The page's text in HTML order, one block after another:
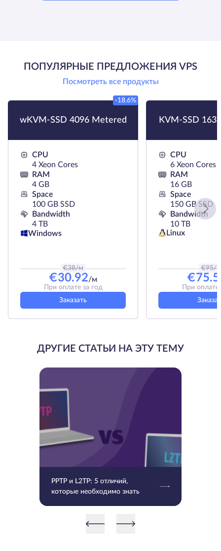
ПОПУЛЯРНЫЕ ПРЕДЛОЖЕНИЯ VPS
Посмотреть все продукты
wKVM-SSD 4096 Metered
-18.6%
CPU
4 Xeon Cores
RAM
4 GB
Space
100 GB SSD
Bandwidth
4 TB
Windows
€38/м
€30.92/м
При оплате за год
Заказать
KVM-SSD
CPU
6 Xeon Cores
RAM
16 GB
Space
150 GB SSD
Bandwidth
10 TB
Linux
€95/м
€
При оплате
ДРУГИЕ СТАТЬИ НА ЭТУ ТЕМУ
PPTP и L2TP: 5 отличий,
которые необходимо знать